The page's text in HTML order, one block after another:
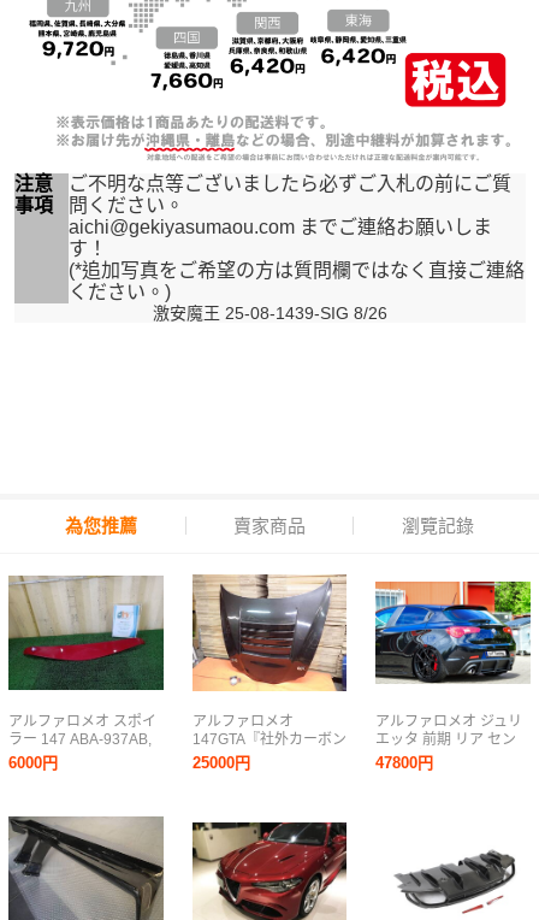
注意
事項
ご不明な点等ございましたら必ずご入札の前にご質
問ください。
aichi@gekiyasumaou.com までご連絡お願いしま
す！
(*追加写真をご希望の方は質問欄ではなく直接ご連絡
ください。)
激安魔王 25-08-1439-SIG 8/26
為您推薦 賣家商品 瀏覽記錄
アルファロメオ スポイ
ラー 147 ABA-937AB,
2008 #hyj NSP158726
6000円
アルファロメオ
147GTA『社外カーボン
ボンネット』
25000円
アルファロメオ ジュリ
エッタ 前期 リア セン
ター ディフューザー フ
ィン/スプリッター スポ
47800円